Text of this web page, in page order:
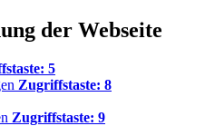
der Webseite
5
Zugriffstaste: 8
Zugriffstaste: 9